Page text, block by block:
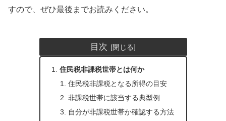
すので、ぜひ最後までお読みください。
目次
住民税非課税世帯とは何か
住民税非課税となる所得の目安
非課税世帯に該当する典型例
自分が非課税世帯か確認する方法